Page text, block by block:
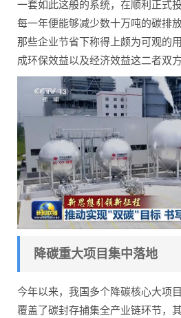
一套如此这般的系统，在顺利正式
每一年便能够减少数十万吨的碳排
那些企业节省下称得上颇为可观的
成环保效益以及经济效益这二者双
降碳重大项目集中落地
今年以来，我国多个降碳核心大项
覆盖了碳封存捕集全产业链环节，